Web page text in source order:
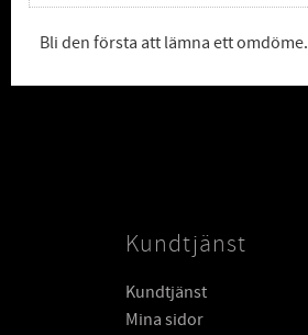
Bli den första att lämna ett omdöme.
Kundtjänst
Kundtjänst
Mina sidor